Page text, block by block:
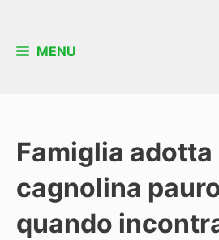
MENU
Famiglia adotta
cagnolina
quando